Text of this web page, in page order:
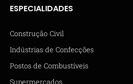
ESPECIALIDADES
Construção Civil
Indústrias de Confecções
Postos de Combustíveis
Supermercados